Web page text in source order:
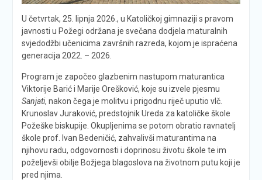
U četvrtak, 25. lipnja 2026., u Katoličkoj gimnaziji s pravom
javnosti u Požegi održana je svečana dodjela maturalnih
svjedodžbi učenicima završnih razreda, kojom je ispraćena
generacija 2022. – 2026.
Program je započeo glazbenim nastupom maturantica
Viktorije Barić i Marije Orešković, koje su izvele pjesmu
Sanjati, nakon čega je molitvu i prigodnu riječ uputio vlč.
Krunoslav Juraković, predstojnik Ureda za katoličke škole
Požeške biskupije. Okupljenima se potom obratio ravnatelj
škole prof. Ivan Bedeničić, zahvalivši maturantima na
njihovu radu, odgovornosti i doprinosu životu škole te im
poželjevši obilje Božjega blagoslova na životnom putu koji je
pred njima.